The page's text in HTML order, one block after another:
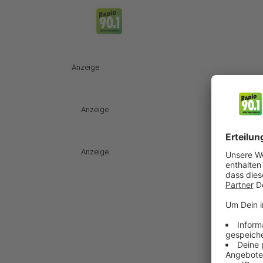
Anzeige
Anzeige
Anzeige